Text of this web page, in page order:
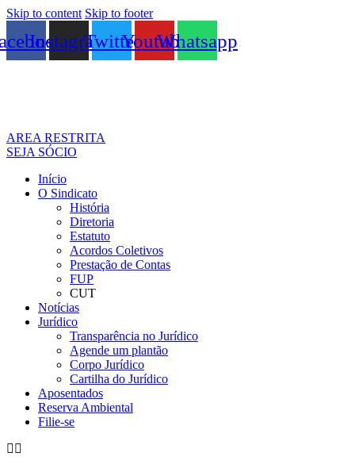
Skip to content Skip to footer
InstagramTwitterYoutubeWhatsapp
AREA RESTRITA
SEJA SÓCIO
Início
O Sindicato
História
Diretoria
Estatuto
Acordos Coletivos
Prestação de Contas
FUP
CUT
Notícias
Jurídico
Transparência no Jurídico
Agende um plantão
Corpo Jurídico
Cartilha do Jurídico
Aposentados
Reserva Ambiental
Filie-se